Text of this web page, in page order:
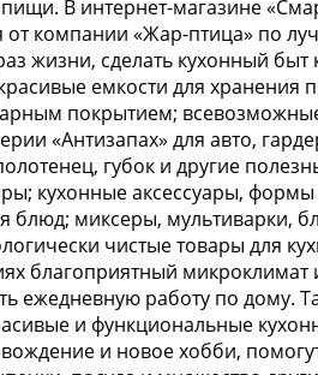
В интернет-магазине
от компании «Жар-птица» по
жизни, сделать кухонный
емкости для хранения
покрытием;
«Антизапах» для авто,
губок и другие
кухонные аксессуары, формы
блюд; миксеры, мультиварки,
чистые товары для
благоприятный микроклимат
ежедневную работу по дому.
и функциональные
и новое хобби,